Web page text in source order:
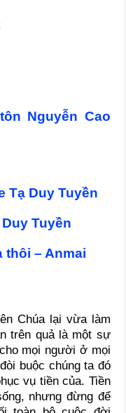
Nguyễn Cao
Tạ Duy Tuyền
Tuyền
thôi – Anmai
Chúa lại vừa làm
trên quả là một sự
mọi người ở mọi
buộc chúng ta đó
vụ tiền của. Tiền
nhưng đừng để